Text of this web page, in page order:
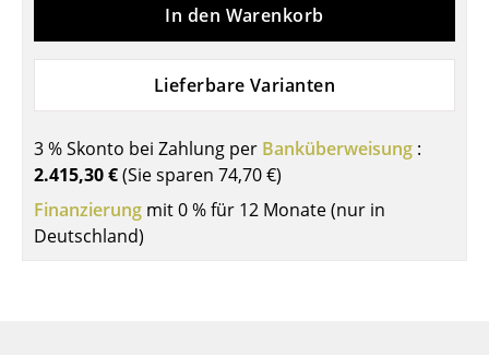
Konferenztische
Stehtische & Stehpulte
Kindertische
Gartentische
Servierwagen
In den Warenkorb
Lieferbare Varianten
3 % Skonto bei Zahlung per Banküberweisung :
2.415,30 €(Sie sparen 74,70 €)
Finanzierung mit 0 % für 12 Monate (nur in
Deutschland)